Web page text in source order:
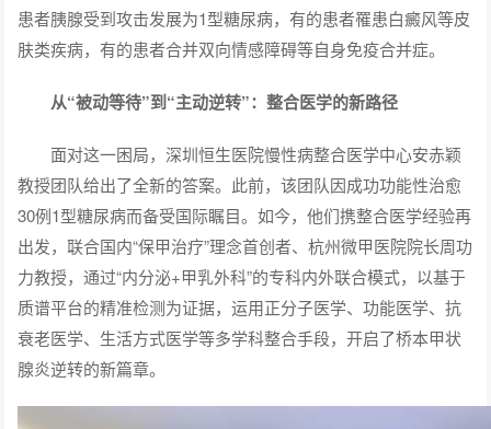
患者胰腺受到攻击发展为1型糖尿病，有的患者罹患白癜风等皮
肤类疾病，有的患者合并双向情感障碍等自身免疫合并症。
从“被动等待”到“主动逆转”：整合医学的新路径
面对这一困局，深圳恒生医院慢性病整合医学中心安赤颖
教授团队给出了全新的答案。此前，该团队因成功功能性治愈
30例1型糖尿病而备受国际瞩目。如今，他们携整合医学经验再
出发，联合国内“保甲治疗”理念首创者、杭州微甲医院院长周功
力教授，通过“内分泌+甲乳外科”的专科内外联合模式，以基于
质谱平台的精准检测为证据，运用正分子医学、功能医学、抗
衰老医学、生活方式医学等多学科整合手段，开启了桥本甲状
腺炎逆转的新篇章。